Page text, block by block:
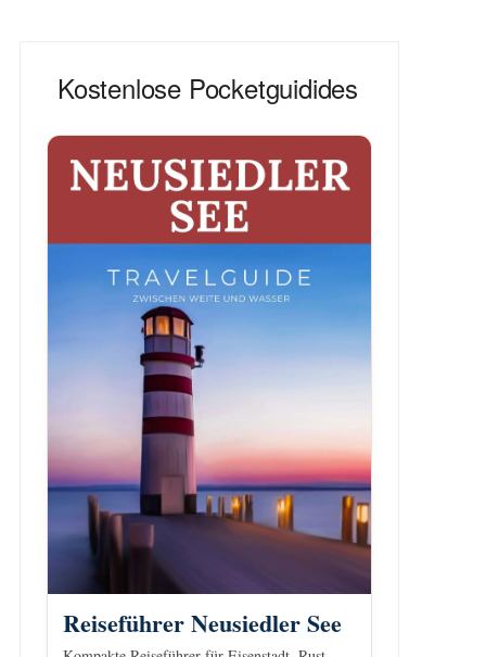
Kostenlose Pocketguidides
Reiseführer Neusiedler See